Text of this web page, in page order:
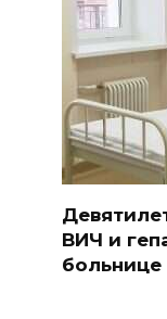
ВИЧ и
больнице